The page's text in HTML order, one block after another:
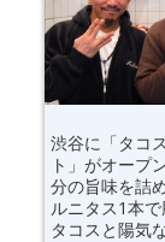
渋谷に「タコ
ト」がオープ
分の旨味を詰
ルニタス1本
タコスと陽気